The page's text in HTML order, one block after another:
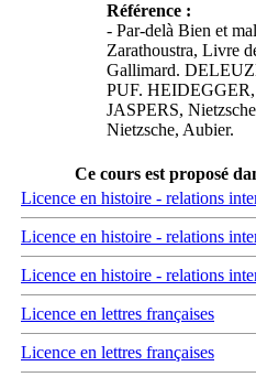
Référence :
- Par-delà Bien et
Zarathoustra, Livre
Gallimard.
PUF.
JASPERS,
Nietzsche, Aubier.
Ce cours est proposé
Licence en histoire - relations
Licence en histoire - relations
Licence en histoire - relations
Licence en lettres françaises
Licence en lettres françaises